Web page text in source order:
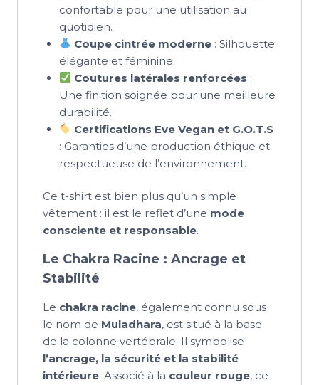
confortable pour une utilisation au
quotidien.
Coupe cintrée moderne: Silhouette
élégante et féminine.
Coutures latérales renforcées :
Une finition soignée pour une meilleure
durabilité.
Certifications Eve Vegan et G.O.T.S
: Garanties d’une production éthique et
respectueuse de l’environnement.
Ce t-shirt est bien plus qu’un simple
vêtement : il est le reflet d’une mode
consciente et responsable.
Le Chakra Racine : Ancrage et
Stabilité
Le chakra racine, également connu sous
le nom de Muladhara, est situé à la base
de la colonne vertébrale. Il symbolise
l’ancrage, la sécurité et la stabilité
intérieure. Associé à la couleur rouge, ce